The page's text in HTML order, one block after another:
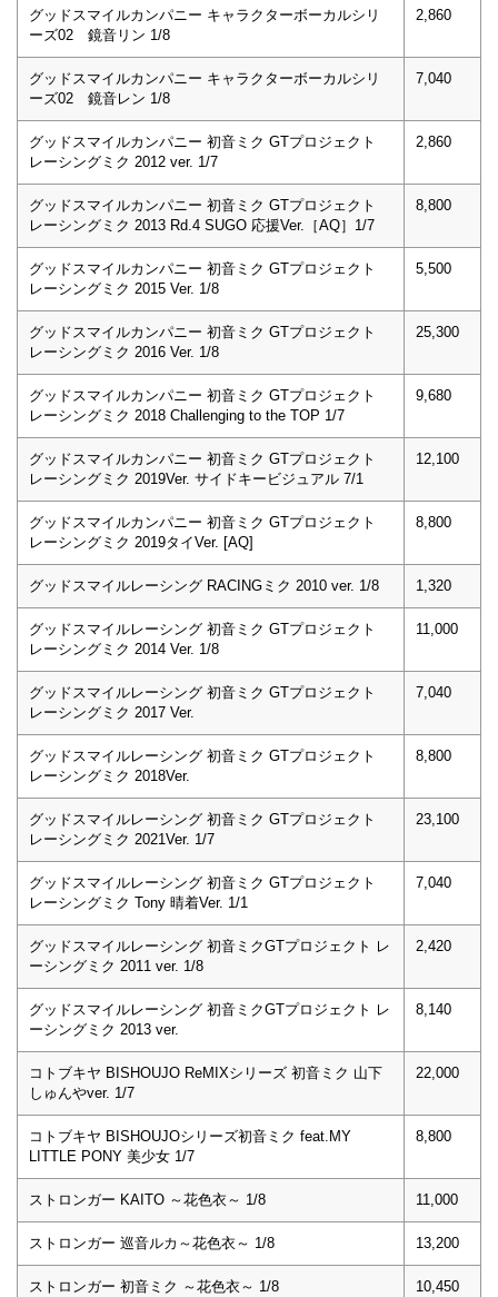
グッドスマイルカンパニー キャラクターボーカルシリ
ーズ02 鏡音リン 1/8
2,860
グッドスマイルカンパニー キャラクターボーカルシリ
ーズ02 鏡音レン 1/8
7,040
グッドスマイルカンパニー 初音ミク GTプロジェクト
レーシングミク 2012 ver. 1/7
2,860
グッドスマイルカンパニー 初音ミク GTプロジェクト
レーシングミク 2013 Rd.4 SUGO 応援Ver.［AQ］1/7
8,800
グッドスマイルカンパニー 初音ミク GTプロジェクト
レーシングミク 2015 Ver. 1/8
5,500
グッドスマイルカンパニー 初音ミク GTプロジェクト
レーシングミク 2016 Ver. 1/8
25,300
グッドスマイルカンパニー 初音ミク GTプロジェクト
レーシングミク 2018 Challenging to the TOP 1/7
9,680
グッドスマイルカンパニー 初音ミク GTプロジェクト
レーシングミク 2019Ver. サイドキービジュアル 7/1
12,100
グッドスマイルカンパニー 初音ミク GTプロジェクト
レーシングミク 2019タイVer. [AQ]
8,800
グッドスマイルレーシング RACINGミク 2010 ver. 1/8 1,320
グッドスマイルレーシング 初音ミク GTプロジェクト
レーシングミク 2014 Ver. 1/8
11,000
グッドスマイルレーシング 初音ミク GTプロジェクト
レーシングミク 2017 Ver.
7,040
グッドスマイルレーシング 初音ミク GTプロジェクト
レーシングミク 2018Ver.
8,800
グッドスマイルレーシング 初音ミク GTプロジェクト
レーシングミク 2021Ver. 1/7
23,100
グッドスマイルレーシング 初音ミク GTプロジェクト
レーシングミク Tony 晴着Ver. 1/1
7,040
グッドスマイルレーシング 初音ミクGTプロジェクト レ
ーシングミク 2011 ver. 1/8
2,420
グッドスマイルレーシング 初音ミクGTプロジェクト レ
ーシングミク 2013 ver.
8,140
コトブキヤ BISHOUJO ReMIXシリーズ 初音ミク 山下
しゅんやver. 1/7
22,000
コトブキヤ BISHOUJOシリーズ初音ミク feat.MY
LITTLE PONY 美少女 1/7
8,800
ストロンガー KAITO ～花色衣～ 1/8 11,000
ストロンガー 巡音ルカ～花色衣～ 1/8 13,200
ストロンガー 初音ミク ～花色衣～ 1/8 10,450